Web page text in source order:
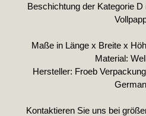
Beschichtung der Kategorie
Maße in Länge x Breite x
Material:
Hersteller: Froeb
Kontaktieren Sie uns bei